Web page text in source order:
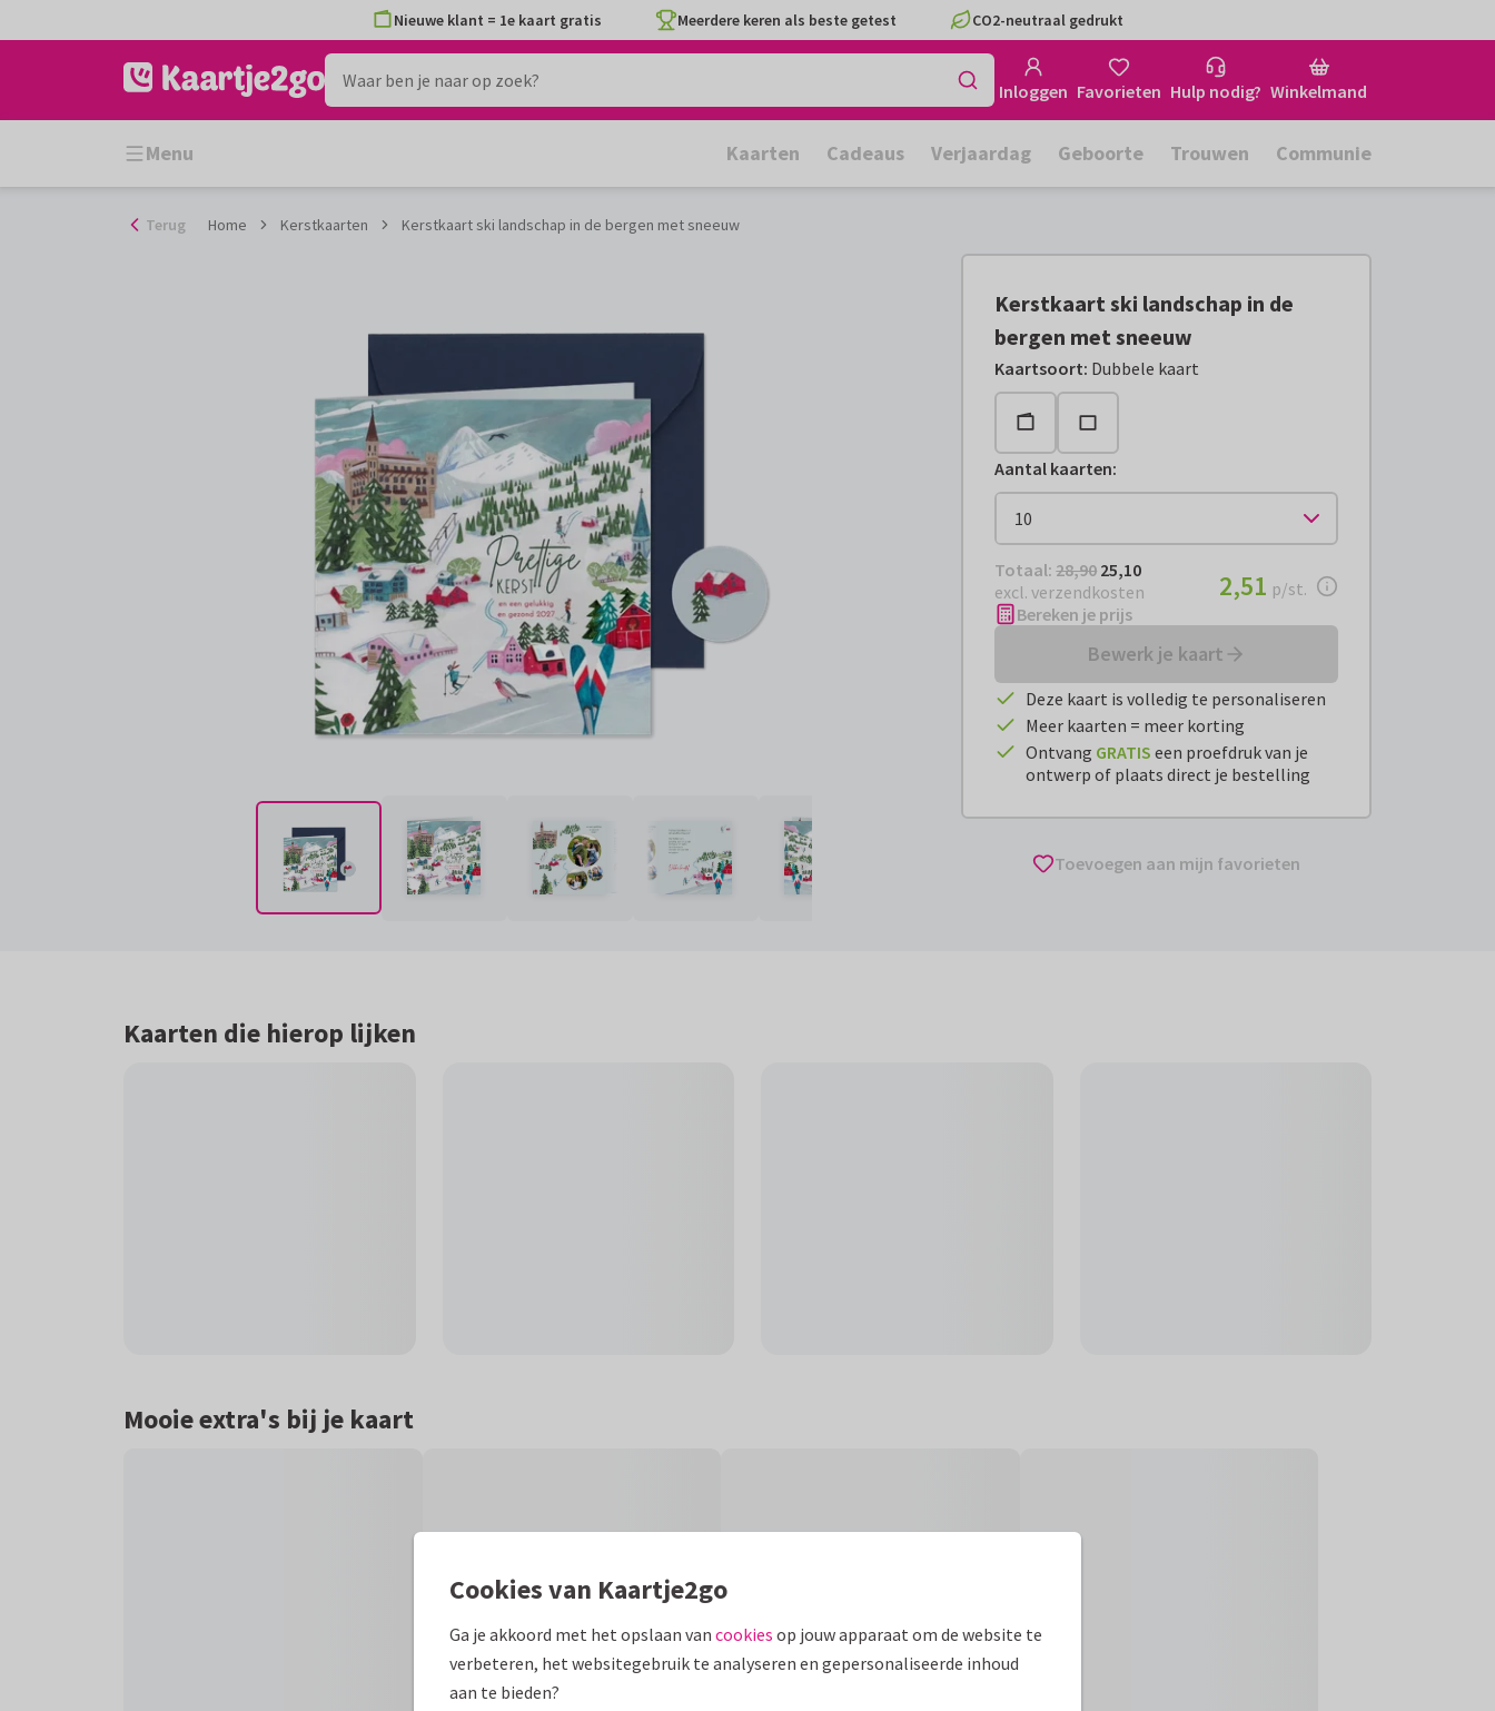
naar
Nieuwe klant = 1e kaart gratis Meerdere keren als beste getest CO2-neutraal gedrukt
Inloggen Favorieten Hulp nodig? Winkelmand
Menu Kaarten Cadeaus Verjaardag Geboorte Trouwen Communie
Terug Home Kerstkaarten Kerstkaart ski landschap in de bergen met sneeuw
Kerstkaart ski landschap in de
bergen met sneeuw
Kaartsoort: Dubbele kaart
Aantal kaarten:
Totaal: € 25,10
Totaal: 28,90 25,10
excl. verzendkosten
€ 2,51 per stuk
2,51 p/st.
Bereken je prijs
Bewerk je kaart
Deze kaart is volledig te personaliseren
Meer kaarten = meer korting
Ontvang GRATIS een proefdruk van je
ontwerp of plaats direct je bestelling
Toevoegen aan mijn favorieten
Kaarten die hierop lijken
Mooie extra's bij je kaart
Cookies van Kaartje2go
Ga je akkoord met het opslaan van cookies op jouw apparaat om de website te
verbeteren, het websitegebruik te analyseren en gepersonaliseerde inhoud
aan te bieden?